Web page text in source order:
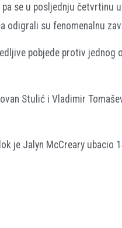
se u posljednju četvrtinu
odigrali su fenomenalnu
pobjede protiv jednog
Stulić i Vladimir
je Jalyn McCreary ubacio